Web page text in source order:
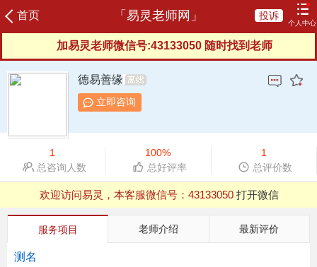
首页 「易灵老师网」
个人中心
投诉
登录
咨询记录 我的订单
我的评价
服务协议
申请成为老师
加易灵老师微信号:43133050 随时找到老师
德易善缘
立即咨询
1
总咨询人数
100%
总好评率
1
总评价数
欢迎访问易灵，本客服微信号： 43133050 打开微信
QQ浏览器支付有异常，建议用微信、UC等其他浏览器
服务项目 老师介绍 最新评价
测名